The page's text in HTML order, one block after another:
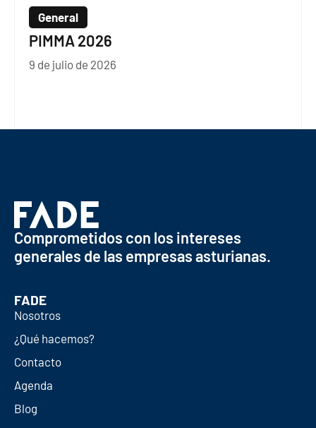
General
PIMMA 2026
9 de julio de 2026
Comprometidos con los intereses
generales de las empresas asturianas.
FADE
Nosotros
¿Qué hacemos?
Contacto
Agenda
Blog